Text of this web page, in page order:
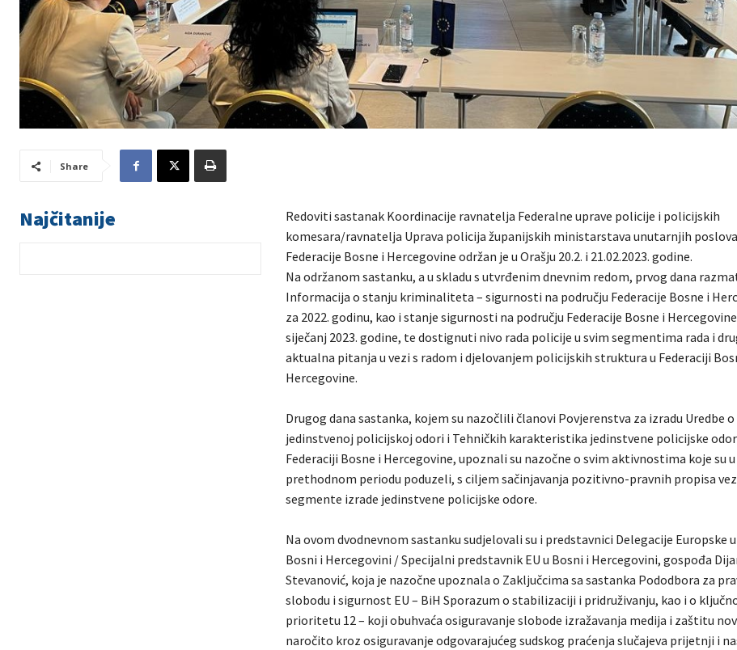
Share
Najčitanije
Redoviti sastanak Koordinacije ravnatelja Federalne uprave policije i policijskih
komesara/ravnatelja Uprava policija županijskih ministarstava unutarnjih poslova
Federacije Bosne i Hercegovine održan je u Orašju 20.2. i 21.02.2023. godine.
Na održanom sastanku, a u skladu s utvrđenim dnevnim redom, prvog dana
Informacija o stanju kriminaliteta – sigurnosti na području Federacije Bosne i
za 2022. godinu, kao i stanje sigurnosti na području Federacije Bosne i
siječanj 2023. godine, te dostignuti nivo rada policije u svim segmentima rada i
aktualna pitanja u vezi s radom i djelovanjem policijskih struktura u Federaciji
Hercegovine.
Drugog dana sastanka, kojem su nazočlili članovi Povjerenstva za izradu Uredbe o
jedinstvenoj policijskoj odori i Tehničkih karakteristika jedinstvene policijske
Federaciji Bosne i Hercegovine, upoznali su nazočne o svim aktivnostima koje su u
prethodnom periodu poduzeli, s ciljem sačinjavanja pozitivno-pravnih propisa
segmente izrade jedinstvene policijske odore.
Na ovom dvodnevnom sastanku sudjelovali su i predstavnici Delegacije Europske
Bosni i Hercegovini / Specijalni predstavnik EU u Bosni i Hercegovini, gospođa
Stevanović, koja je nazočne upoznala o Zaključcima sa sastanka Pododbora za
slobodu i sigurnost EU – BiH Sporazum o stabilizaciji i pridruživanju, kao i o
prioritetu 12 – koji obuhvaća osiguravanje slobode izražavanja medija i zaštitu
naročito kroz osiguravanje odgovarajućeg sudskog praćenja slučajeva prijetnji i